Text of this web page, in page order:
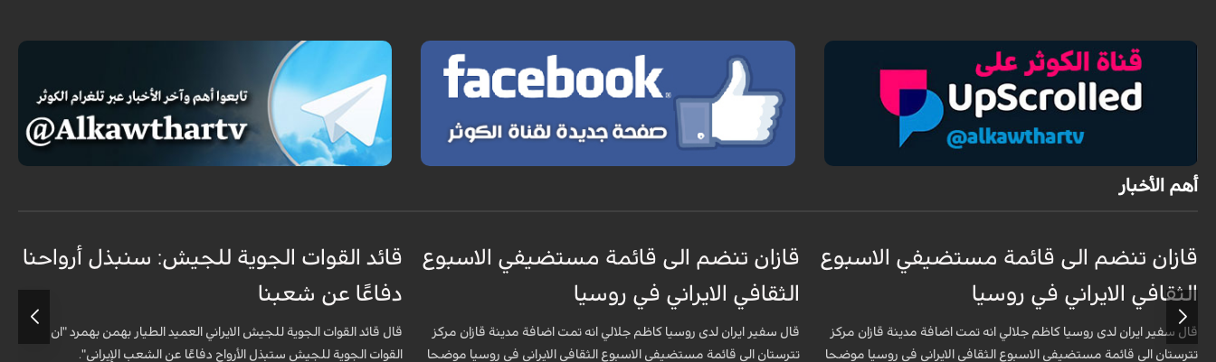
أهم الأخبار
قازان تنضم الى قائمة مستضيفي الاسبوع
الثقافي الايراني في روسيا
قال سفير ايران لدى روسيا كاظم جلالي انه تمت اضافة مدينة قازان مركز
تترستان الى قائمة مستضيفي الاسبوع الثقافي الايراني في روسيا موضحا
قازان تنضم الى قائمة مستضيفي الاسبوع
الثقافي الايراني في روسيا
قال سفير ايران لدى روسيا كاظم جلالي انه تمت اضافة مدينة قازان مركز
تترستان الى قائمة مستضيفي الاسبوع الثقافي الايراني في روسيا موضحا
قائد القوات الجوية للجيش: سنبذل أرواحنا
دفاعًا عن شعبنا
قال قائد القوات الجوية للجيش الايراني العميد الطيار بهمن بهمرد "ان
القوات الجوية للجيش ستبذل الأرواح دفاعًا عن الشعب الإيراني".